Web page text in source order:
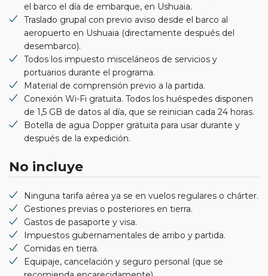
el barco el día de embarque, en Ushuaia.
Traslado grupal con previo aviso desde el barco al
aeropuerto en Ushuaia (directamente después del
desembarco).
Todos los impuesto misceláneos de servicios y
portuarios durante el programa.
Material de comprensión previo a la partida.
Conexión Wi-Fi gratuita. Todos los huéspedes disponen
de 1,5 GB de datos al día, que se reinician cada 24 horas.
Botella de agua Dopper gratuita para usar durante y
después de la expedición.
No incluye
Ninguna tarifa aérea ya se en vuelos regulares o chárter.
Gestiones previas o posteriores en tierra.
Gastos de pasaporte y visa.
Impuestos gubernamentales de arribo y partida.
Comidas en tierra.
Equipaje, cancelación y seguro personal (que se